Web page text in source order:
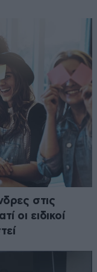
στις
οι ειδικοί